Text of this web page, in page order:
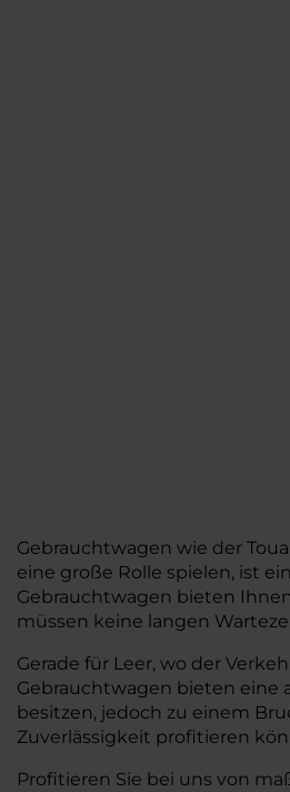
Gebrauchtwagen wie der
eine große Rolle spielen, ist
Gebrauchtwagen bieten
müssen keine langen
Gerade für Leer, wo der
Gebrauchtwagen bieten eine
besitzen, jedoch zu einem
Zuverlässigkeit profitieren
Profitieren Sie bei uns von